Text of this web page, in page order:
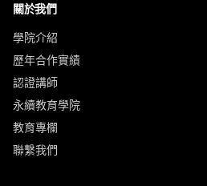
關於我們
學院介紹
歷年合作實績
認證講師
永續教育學院
教育專欄
聯繫我們